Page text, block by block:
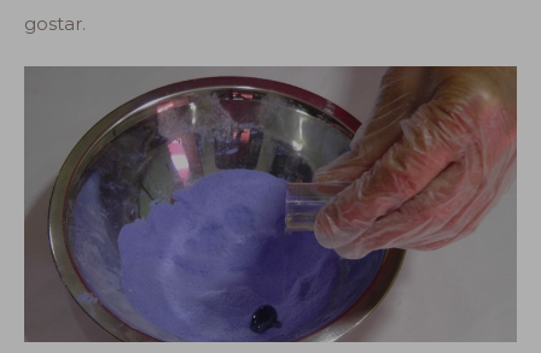
gostar.